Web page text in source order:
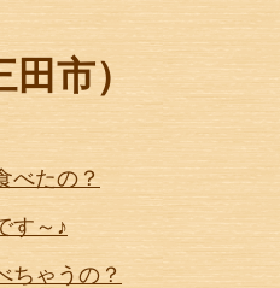
市）
べたの？
す～♪
ちゃうの？